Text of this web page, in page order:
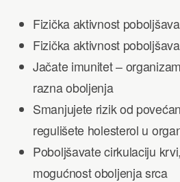
Fizička aktivnost
Fizička aktivnost
Jačate imunitet –
razna oboljenja
Smanjujete rizik od
regulišete holesterol u
Poboljšavate cirkulaciju
mogućnost oboljenja srca